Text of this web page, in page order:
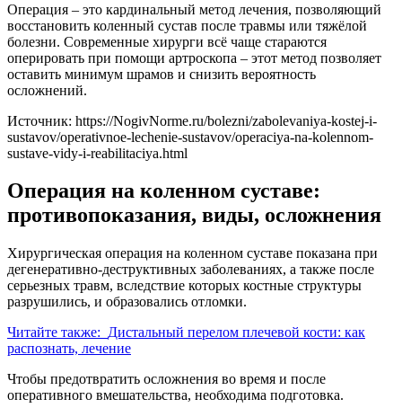
Операция – это кардинальный метод лечения, позволяющий
восстановить коленный сустав после травмы или тяжёлой
болезни. Современные хирурги всё чаще стараются
оперировать при помощи артроскопа – этот метод позволяет
оставить минимум шрамов и снизить вероятность
осложнений.
Источник: https://NogivNorme.ru/bolezni/zabolevaniya-kostej-i-
sustavov/operativnoe-lechenie-sustavov/operaciya-na-kolennom-
sustave-vidy-i-reabilitaciya.html
Операция на коленном суставе:
противопоказания, виды, осложнения
Хирургическая операция на коленном суставе показана при
дегенеративно-деструктивных заболеваниях, а также после
серьезных травм, вследствие которых костные структуры
разрушились, и образовались отломки.
Читайте также: Дистальный перелом плечевой кости: как
распознать, лечение
Чтобы предотвратить осложнения во время и после
оперативного вмешательства, необходима подготовка.